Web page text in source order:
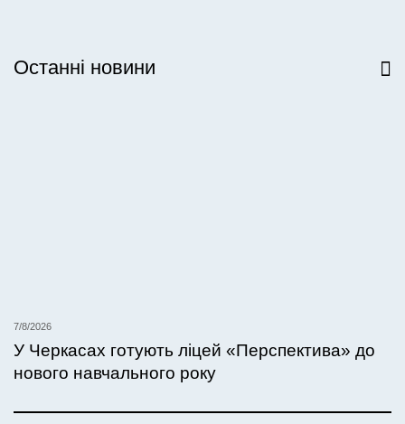
Останні новини
7/8/2026
У Черкасах готують ліцей «Перспектива» до
нового навчального року